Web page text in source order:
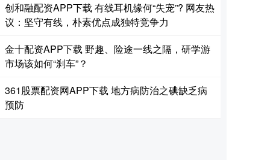
创和融配资APP下载 有线耳机缘何“失宠”? 网友热
议：坚守有线，朴素优点成独特竞争力
金十配资APP下载 野趣、险途一线之隔，研学游
市场该如何“刹车”？
361股票配资网APP下载 地方病防治之碘缺乏病
预防